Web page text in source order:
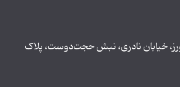
خیابان نادری، نبش حجت‌دوست، پلاک